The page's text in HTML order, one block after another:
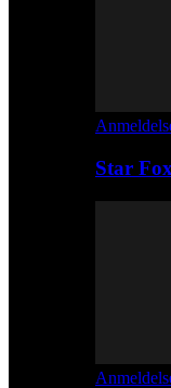
Star